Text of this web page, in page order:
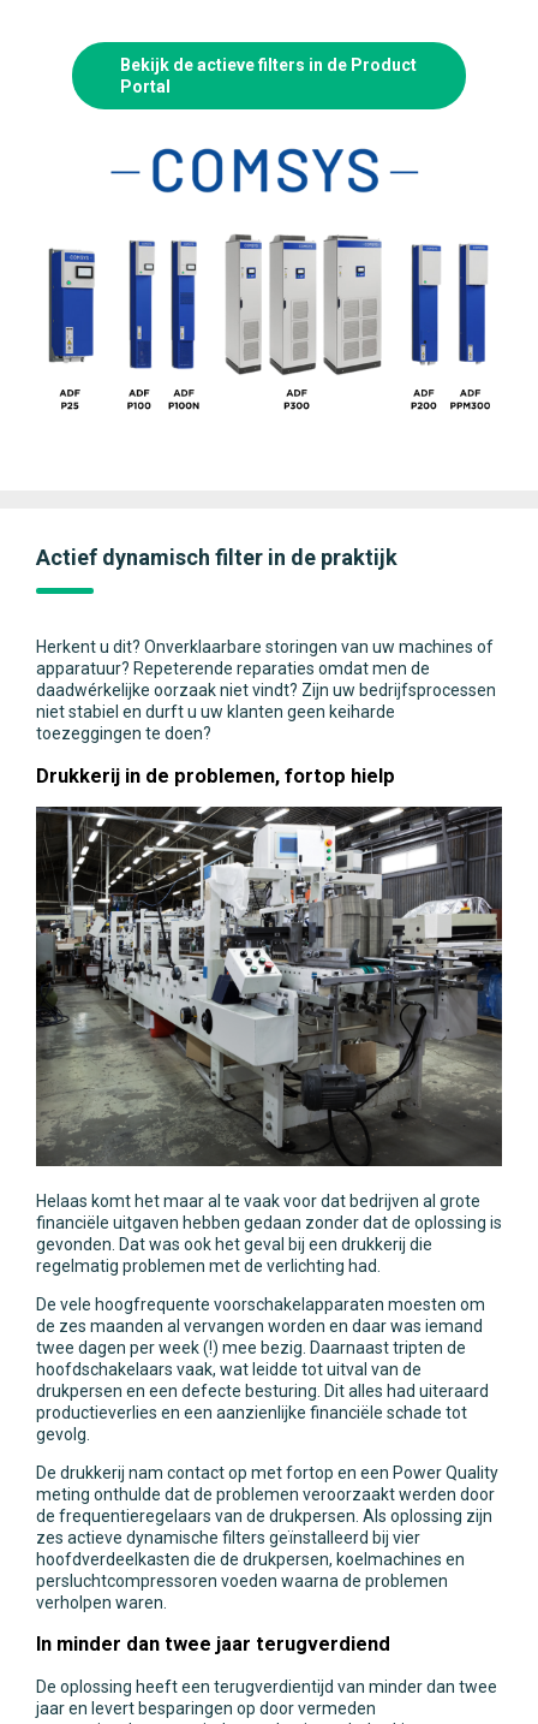
Bekijk de actieve filters in de Product
Portal
Actief dynamisch filter in de praktijk
Herkent u dit? Onverklaarbare storingen van uw machines of
apparatuur? Repeterende reparaties omdat men de
daadwérkelijke oorzaak niet vindt? Zijn uw bedrijfsprocessen
niet stabiel en durft u uw klanten geen keiharde
toezeggingen te doen?
Drukkerij in de problemen, fortop hielp
Helaas komt het maar al te vaak voor dat bedrijven al grote
financiële uitgaven hebben gedaan zonder dat de oplossing is
gevonden. Dat was ook het geval bij een drukkerij die
regelmatig problemen met de verlichting had.
De vele hoogfrequente voorschakelapparaten moesten om
de zes maanden al vervangen worden en daar was iemand
twee dagen per week (!) mee bezig. Daarnaast tripten de
hoofdschakelaars vaak, wat leidde tot uitval van de
drukpersen en een defecte besturing. Dit alles had uiteraard
productieverlies en een aanzienlijke financiële schade tot
gevolg.
De drukkerij nam contact op met fortop en een Power Quality
meting onthulde dat de problemen veroorzaakt werden door
de frequentieregelaars van de drukpersen. Als oplossing zijn
zes actieve dynamische filters geïnstalleerd bij vier
hoofdverdeelkasten die de drukpersen, koelmachines en
persluchtcompressoren voeden waarna de problemen
verholpen waren.
In minder dan twee jaar terugverdiend
De oplossing heeft een terugverdientijd van minder dan twee
jaar en levert besparingen op door vermeden